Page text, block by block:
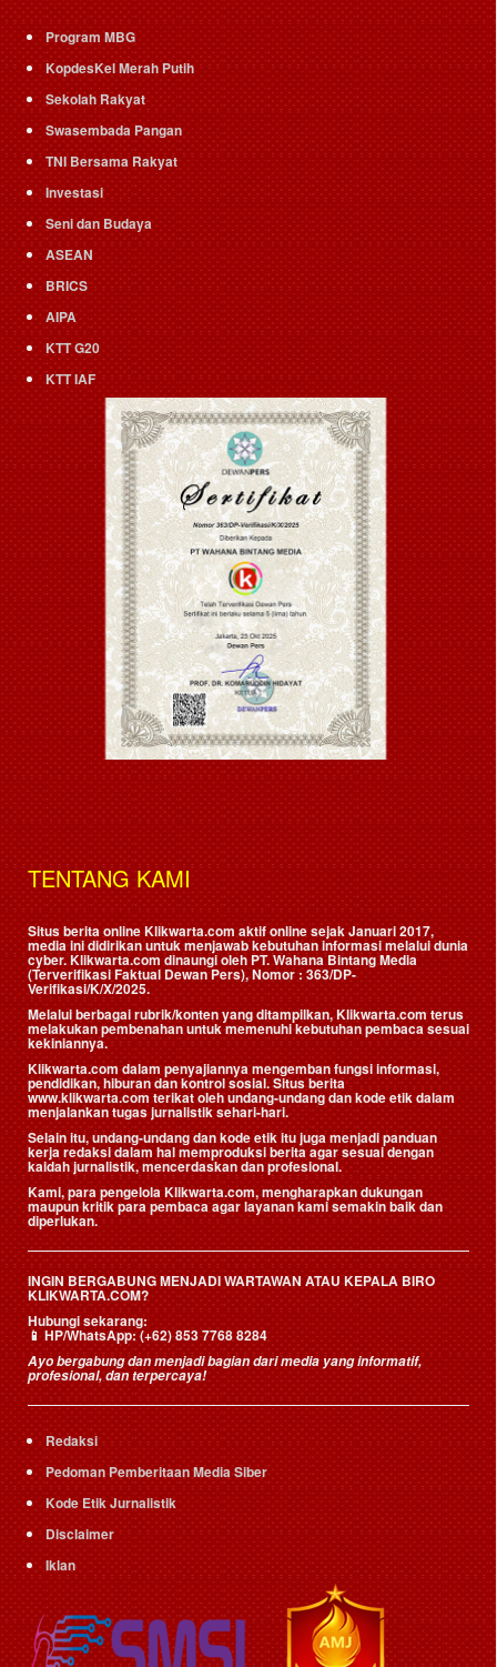
Program MBG
KopdesKel Merah Putih
Sekolah Rakyat
Swasembada Pangan
TNI Bersama Rakyat
Investasi
Seni dan Budaya
ASEAN
BRICS
AIPA
KTT G20
KTT IAF
TENTANG KAMI
Situs berita online Klikwarta.com aktif online sejak Januari 2017,
media ini didirikan untuk menjawab kebutuhan informasi melalui dunia
cyber. Klikwarta.com dinaungi oleh PT. Wahana Bintang Media
(Terverifikasi Faktual Dewan Pers), Nomor : 363/DP-
Verifikasi/K/X/2025.
Melalui berbagai rubrik/konten yang ditampilkan, Klikwarta.com terus
melakukan pembenahan untuk memenuhi kebutuhan pembaca sesuai
kekiniannya.
Klikwarta.com dalam penyajiannya mengemban fungsi informasi,
pendidikan, hiburan dan kontrol sosial. Situs berita
www.klikwarta.com terikat oleh undang-undang dan kode etik dalam
menjalankan tugas jurnalistik sehari-hari.
Selain itu, undang-undang dan kode etik itu juga menjadi panduan
kerja redaksi dalam hal memproduksi berita agar sesuai dengan
kaidah jurnalistik, mencerdaskan dan profesional.
Kami, para pengelola Klikwarta.com, mengharapkan dukungan
maupun kritik para pembaca agar layanan kami semakin baik dan
diperlukan.
INGIN BERGABUNG MENJADI WARTAWAN ATAU KEPALA BIRO
KLIKWARTA.COM?
Hubungi sekarang:
📱HP/WhatsApp:(+62) 853 7768 8284
Ayo bergabung dan menjadi bagian dari media yang informatif,
profesional, dan terpercaya!
Redaksi
Pedoman Pemberitaan Media Siber
Kode Etik Jurnalistik
Disclaimer
Iklan